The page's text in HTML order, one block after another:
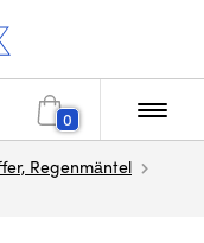
0
Regenmäntel